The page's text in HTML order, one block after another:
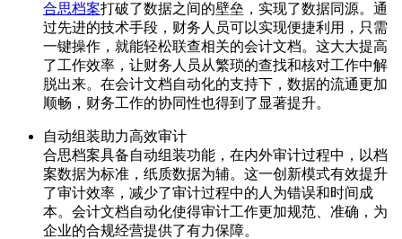
合思档案打破了数据之间的壁垒，实现了数据同源。通
过先进的技术手段，财务人员可以实现便捷利用，只需
一键操作，就能轻松联查相关的会计文档。这大大提高
了工作效率，让财务人员从繁琐的查找和核对工作中解
脱出来。在会计文档自动化的支持下，数据的流通更加
顺畅，财务工作的协同性也得到了显著提升。
自动组装助力高效审计
合思档案具备自动组装功能，在内外审计过程中，以档
案数据为标准，纸质数据为辅。这一创新模式有效提升
了审计效率，减少了审计过程中的人为错误和时间成
本。会计文档自动化使得审计工作更加规范、准确，为
企业的合规经营提供了有力保障。